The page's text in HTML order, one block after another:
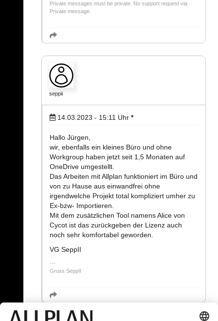
Private messages must be private. No support request via
Private message.
seppii
14.03.2023 - 15:11 Uhr *
Hallo Jürgen,
wir, ebenfalls ein kleines Büro und ohne
Workgroup haben jetzt seit 1,5 Monaten auf
OneDrive umgestellt.
Das Arbeiten mit Allplan funktioniert im Büro und
von zu Hause aus einwandfrei ohne
irgendwelche Projekt total kompliziert umher zu
Ex-bzw- Importieren.
Mit dem zusätzlichen Tool namens Alice von
Cycot ist das zurückgeben der Lizenz auch
noch sehr komfortabel geworden.
VG SeppII
Gruss SeppII